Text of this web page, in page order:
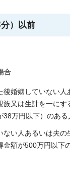
）以前
合
後婚姻していない人
族又は生計を一にす
38万円以下）のある
ない人あるいは夫の
金額が500万円以下